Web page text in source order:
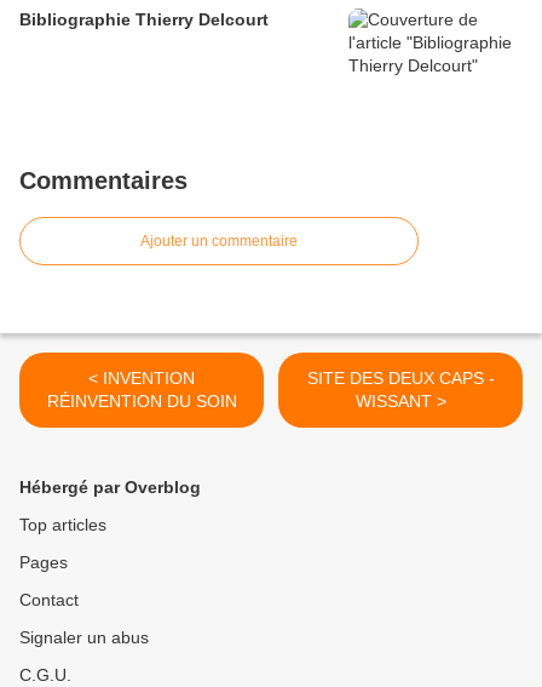
Bibliographie Thierry Delcourt
Commentaires
Ajouter un commentaire
< INVENTION
RÉINVENTION DU SOIN
SITE DES DEUX CAPS -
WISSANT >
Hébergé par Overblog
Top articles
Pages
Contact
Signaler un abus
C.G.U.